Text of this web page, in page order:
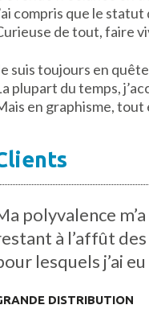
compris que le
de tout, faire
suis toujours en
plupart du temps,
en graphisme, tout
polyvalence
à l’affût
lesquels j’ai
DISTRIBUTION